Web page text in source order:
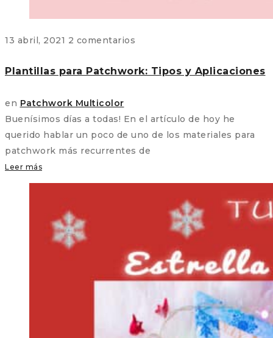
13 abril, 2021 2 comentarios
Plantillas para Patchwork: Tipos y Aplicaciones
en Patchwork Multicolor
Buenísimos días a todas! En el artículo de hoy he
querido hablar un poco de uno de los materiales para
patchwork más recurrentes de
Leer más